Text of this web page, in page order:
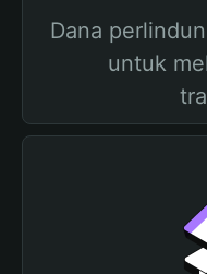
Dana
untuk